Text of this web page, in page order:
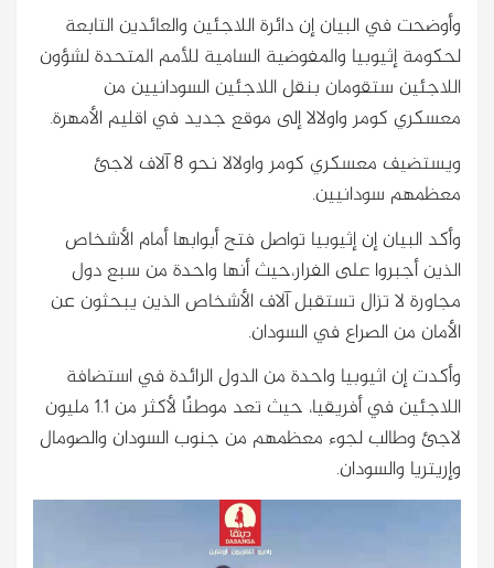
وأوضحت في البيان إن دائرة اللاجئين والعائدين التابعة
لحكومة إثيوبيا والمفوضية السامية للأمم المتحدة لشؤون
اللاجئين ستقومان بنقل اللاجئين السودانيين من
معسكري كومر واولالا إلى موقع جديد في اقليم الأمهرة.
ويستضيف معسكري كومر واولالا نحو ٨ آلاف لاجئ
معظمهم سودانيين.
وأكد البيان إن إثيوبيا تواصل فتح أبوابها أمام الأشخاص
الذين أجبروا على الفرار،حيث أنها واحدة من سبع دول
مجاورة لا تزال تستقبل آلاف الأشخاص الذين يبحثون عن
الأمان من الصراع في السودان.
وأكدت إن اثيوبيا واحدة من الدول الرائدة في استضافة
اللاجئين في أفريقيا، حيث تعد موطنًا لأكثر من 1.1 مليون
لاجئ وطالب لجوء معظمهم من جنوب السودان والصومال
وإريتريا والسودان.